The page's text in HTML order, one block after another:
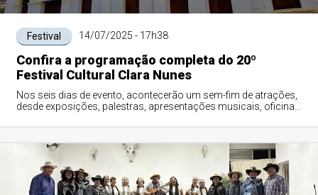
Festival 14/07/2025 - 17h38
Confira a programação completa do 20º
Festival Cultural Clara Nunes
Nos seis dias de evento, acontecerão um sem-fim de atrações,
desde exposições, palestras, apresentações musicais, oficinas